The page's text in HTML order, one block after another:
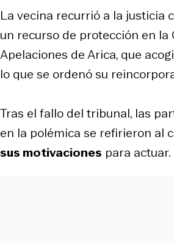
La vecina recurrió a la justicia
un recurso de protección en la
Apelaciones de Arica, que
lo que se ordenó su
Tras el fallo del tribunal, las
en la polémica se refirieron al
sus motivaciones para actuar.